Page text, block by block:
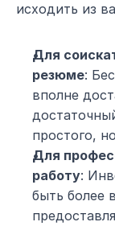
исходить из
Для
резюме:
вполне
простого,
Для
работу:
быть более